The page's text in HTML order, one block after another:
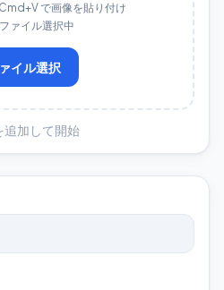
で画像を貼り付け
ァイル選択中
イル選択
追加して開始